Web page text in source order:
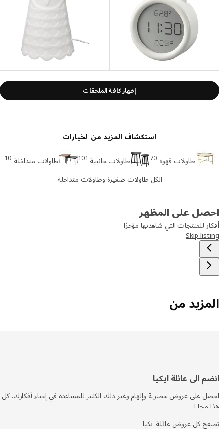
إظهار كافة الملحقات
استكشاف المزيد من الخيارات
طاولات قهوة 70 طاولات جانبية 101 طاولات متداخلة 10
الكل طاولات صغيرة وطاولات متداخلة
على المظهر
للمنتجات التي شاهدتها مؤخرًا
Skip
من
الى عائلة ايكيا
على عروض حصرية وإلهام وغير ذلك الكثير للمساعدة في إحياء أفكارك. كل
كل عروض عائلة ايكيا